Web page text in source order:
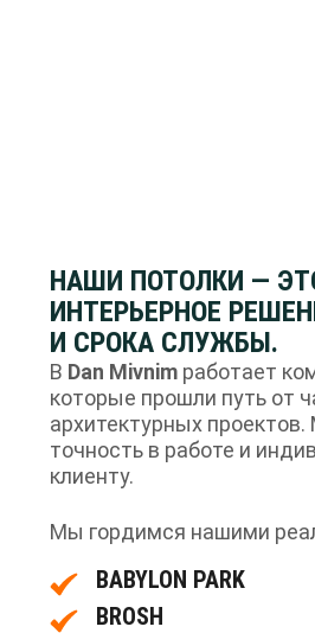
НАШИ ПОТОЛКИ —
ИНТЕРЬЕРНОЕ
И СРОКА СЛУЖБЫ.
В Dan Mivnim работает
которые прошли путь от
архитектурных
точность в работе и
клиенту.
Мы гордимся нашими
BABYLON PARK
BROSH